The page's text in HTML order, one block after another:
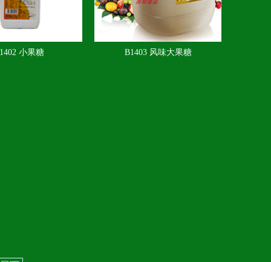
小果糖 B1403 风味大果糖